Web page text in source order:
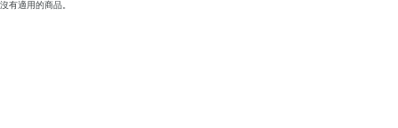
沒有適用的商品。